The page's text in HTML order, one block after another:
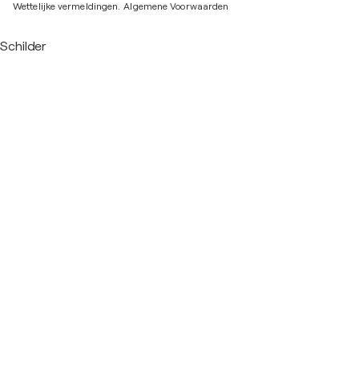
Wettelijke vermeldingen. Algemene Voorwaarden
Schilder